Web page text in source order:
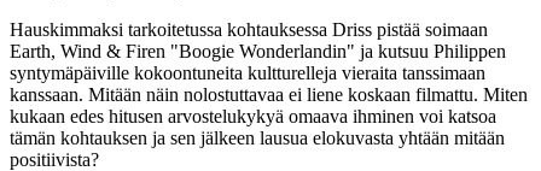
Hauskimmaksi tarkoitetussa kohtauksessa Driss pistää soimaan
Earth, Wind & Firen "Boogie Wonderlandin" ja kutsuu Philippen
syntymäpäiville kokoontuneita kultturelleja vieraita tanssimaan
kanssaan. Mitään näin nolostuttavaa ei liene koskaan filmattu. Miten
kukaan edes hitusen arvostelukykyä omaava ihminen voi katsoa
tämän kohtauksen ja sen jälkeen lausua elokuvasta yhtään mitään
positiivista?